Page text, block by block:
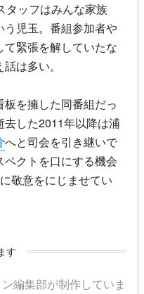
タッフはみんな家族
児玉。番組参加者や
緊張を解していたな
は多い。
を擁した同番組だっ
した2011年以降は浦
へと司会を引き継いで
クトを口にする機会
敬意をにじませてい
す
編集部が制作していま